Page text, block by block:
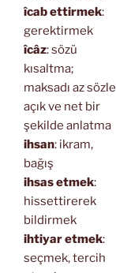
îcab ettirmek:
gerektirmek
îcâz: sözü
kısaltma;
maksadı az sözle
açık ve net bir
şekilde anlatma
ihsan: ikram,
bağış
ihsas etmek:
hissettirerek
bildirmek
ihtiyar etmek:
seçmek, tercih